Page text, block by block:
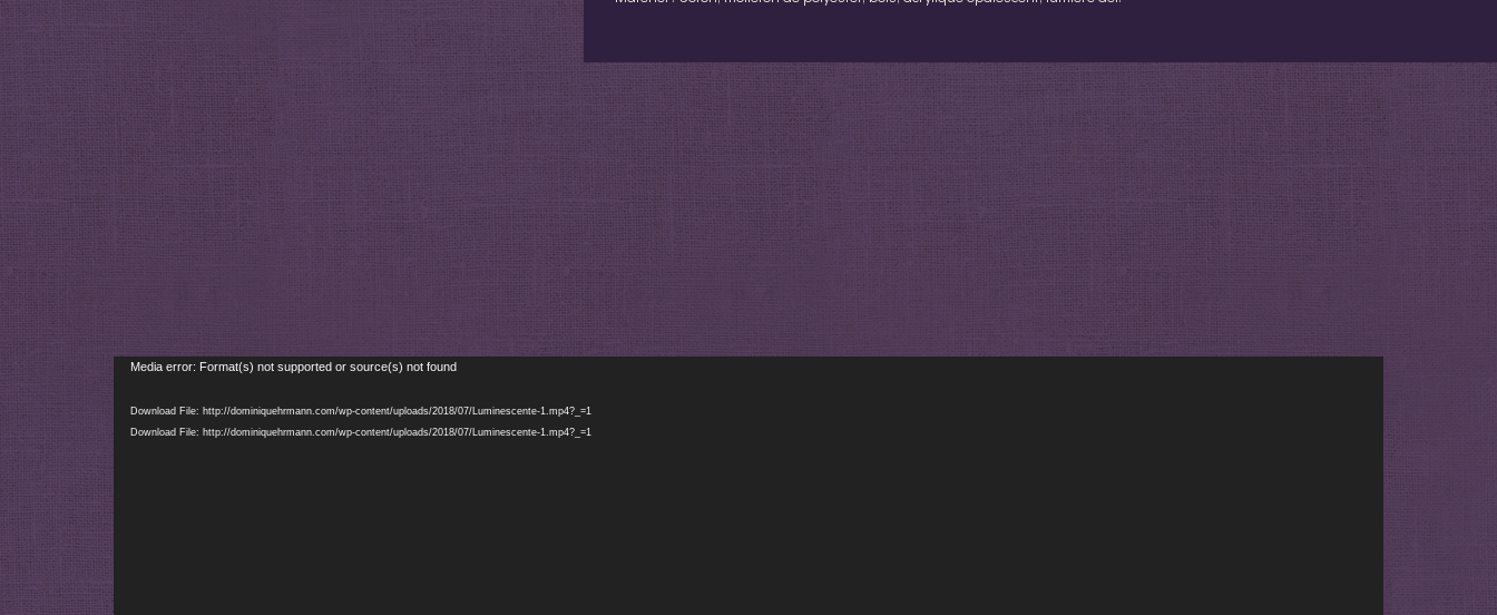
Lecteur
Media error: Format(s) not supported or source(s) not found
Download File: http://dominiquehrmann.com/wp-content/uploads/2018/07/Luminescente-1.mp4?_=1
Download File: http://dominiquehrmann.com/wp-content/uploads/2018/07/Luminescente-1.mp4?_=1